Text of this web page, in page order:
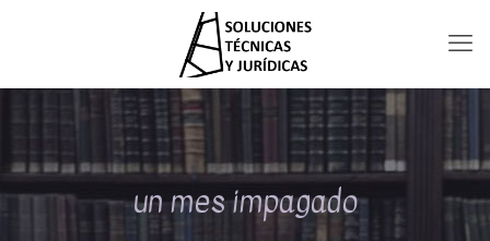
un mes impagado